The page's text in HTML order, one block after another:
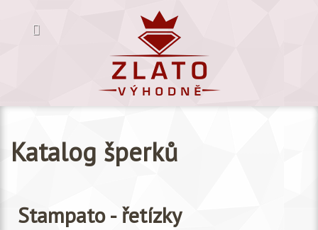
Katalog šperků
Stampato - řetízky